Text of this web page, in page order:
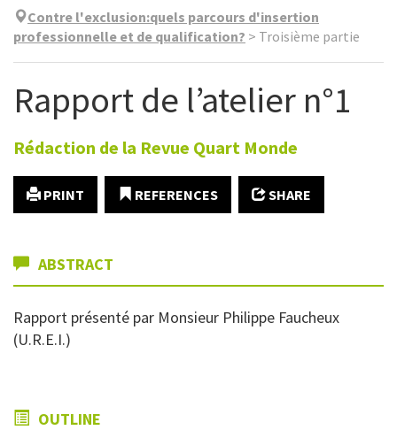
Contre l'exclusion:quels parcours d'insertion
professionnelle et de qualification? > Troisième partie
Rapport de l’atelier n°1
Rédaction de la Revue Quart Monde
PRINT REFERENCES SHARE
ABSTRACT
Rapport présenté par Monsieur Philippe Faucheux
(U.R.E.I.)
OUTLINE